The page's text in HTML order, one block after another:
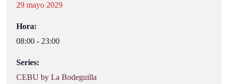
29 mayo 2029
Hora:
08:00 - 23:00
Series:
CEBU by La Bodeguilla